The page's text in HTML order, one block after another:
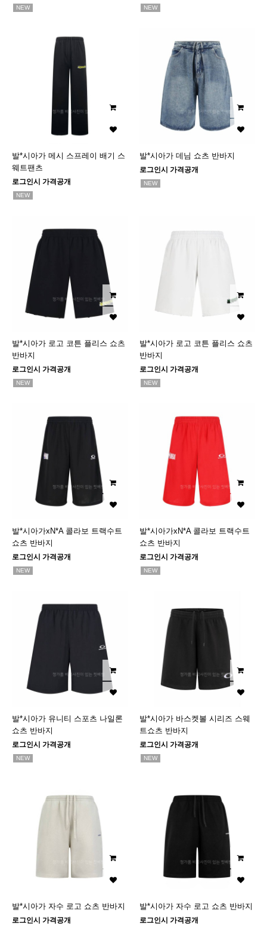
NEW NEW
발*시아가 메시 스프레이 배기 스
웨트팬츠
로그인시 가격공개
NEW
발*시아가 데님 쇼츠 반바지
로그인시 가격공개
NEW
발*시아가 로고 코튼 플리스 쇼츠
반바지
로그인시 가격공개
NEW
발*시아가 로고 코튼 플리스 쇼츠
반바지
로그인시 가격공개
NEW
발*시아가xN*A 콜라보 트랙수트
쇼츠 반바지
로그인시 가격공개
NEW
발*시아가xN*A 콜라보 트랙수트
쇼츠 반바지
로그인시 가격공개
NEW
발*시아가 유니티 스포츠 나일론
쇼츠 반바지
로그인시 가격공개
NEW
발*시아가 바스켓볼 시리즈 스웨
트쇼츠 반바지
로그인시 가격공개
NEW
발*시아가 자수 로고 쇼츠 반바지
로그인시 가격공개
발*시아가 자수 로고 쇼츠 반바지
로그인시 가격공개